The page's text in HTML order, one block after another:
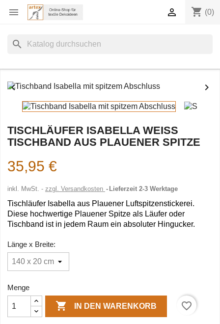
 shopping_cart (0)

search
 
TISCHLÄUFER ISABELLA WEISS T
ISCHBAND AUS PLAUENER SPITZE
35,95 €
inkl. MwSt. zzgl. Versandkosten Lieferzeit 2-3 Werktage
Tischläufer Isabella aus Plauener Luftspitzenstickerei.
Diese hochwertige Plauener Spitze als Läufer oder
Tischband ist in jedem Raum ein absoluter Hingucker.
Länge x Breite:
Menge
 IN DEN WARENKORB favorite_border